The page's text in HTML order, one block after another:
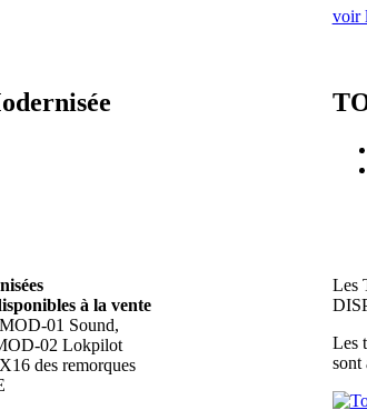
voir
à la vente
01 Sound,
02 Lokpilot
des remorques
Les
Les
sont